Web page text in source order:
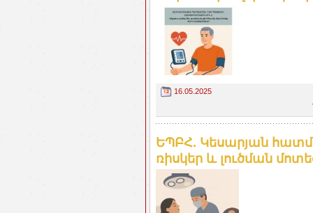
16.05.2025
ԵՊԲՀ. Կեսարյան
ռիսկեր և լուծման